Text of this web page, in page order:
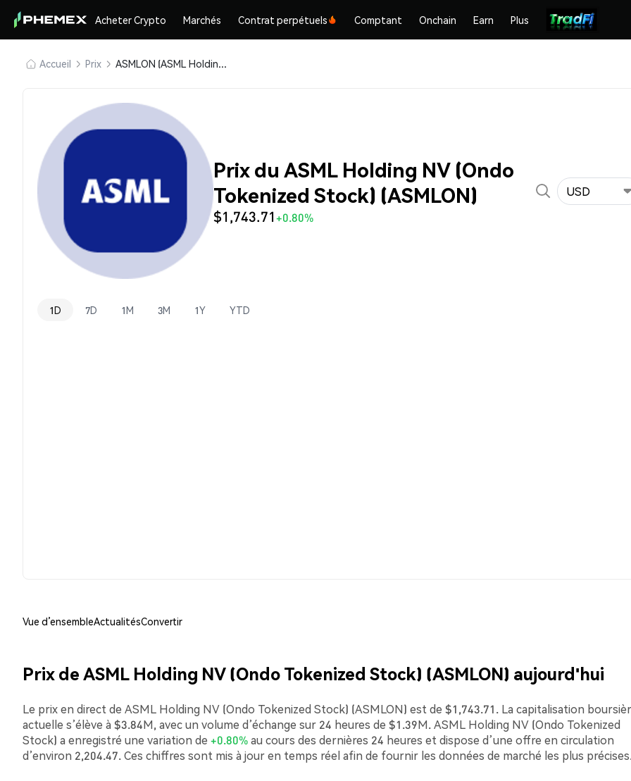
Acheter Crypto Marchés Contrat perpétuels Comptant Onchain Earn Plus
Accueil Prix ASMLON (ASML Holding NV (Ondo Tokenized Stock))
Prix du ASML Holding NV (Ondo
Tokenized Stock) (ASMLON)
$1,743.71+0.80%
USD
1D 7D 1M 3M 1Y YTD
Vue d’ensembleActualitésConvertir
Prix de ASML Holding NV (Ondo Tokenized Stock) (ASMLON) aujourd'hui
Le prix en direct de ASML Holding NV (Ondo Tokenized Stock) (ASMLON) est de $1,743.71. La capitalisation
actuelle s’élève à $3.84M, avec un volume d’échange sur 24 heures de $1.39M. ASML Holding NV (Ondo Tokenized
Stock) a enregistré une variation de +0.80%au cours des dernières 24 heures et dispose d’une offre en circulation
d’environ 2,204.47. Ces chiffres sont mis à jour en temps réel afin de fournir les données de marché les plus